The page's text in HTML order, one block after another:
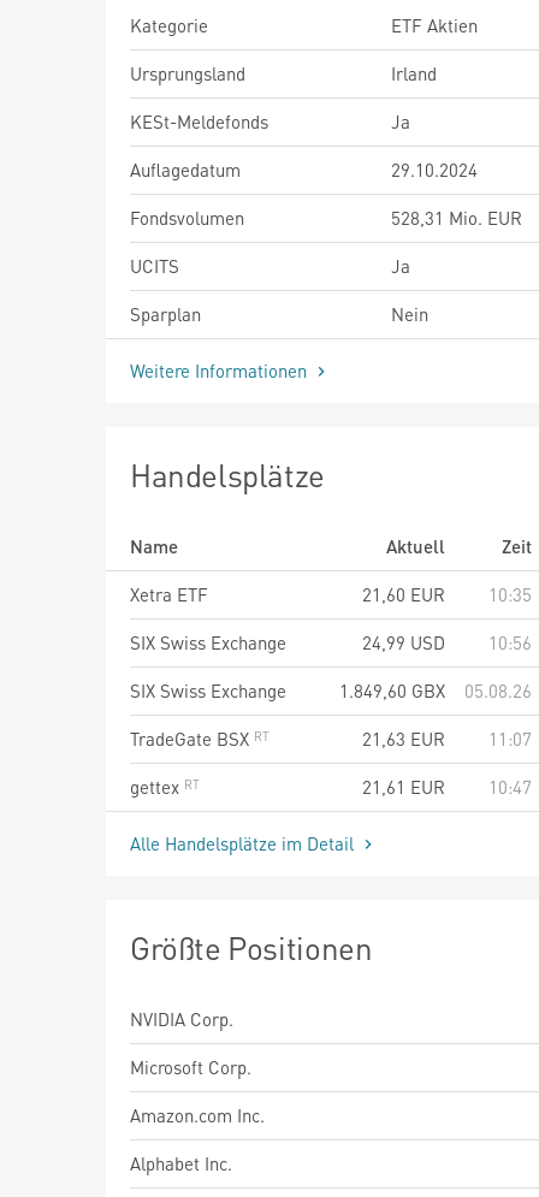
Kategorie
ETF Aktien
Ursprungsland
Irland
KESt-Meldefonds
Ja
Auflagedatum
29.10.2024
Fondsvolumen
528,31 Mio. EUR
UCITS
Ja
Sparplan
Nein
Weitere Informationen
Handelsplätze
Name Aktuell
Zeit
Xetra ETF
21,60 EUR
10:35
SIX Swiss Exchange
24,99 USD
10:56
SIX Swiss Exchange
1.849,60 GBX
05.08.26
TradeGate BSX
21,63 EUR
11:07
gettex
21,61 EUR 10:47
Alle Handelsplätze im Detail
Größte Positionen
NVIDIA Corp.
Microsoft Corp.
Amazon.com Inc.
Alphabet Inc.